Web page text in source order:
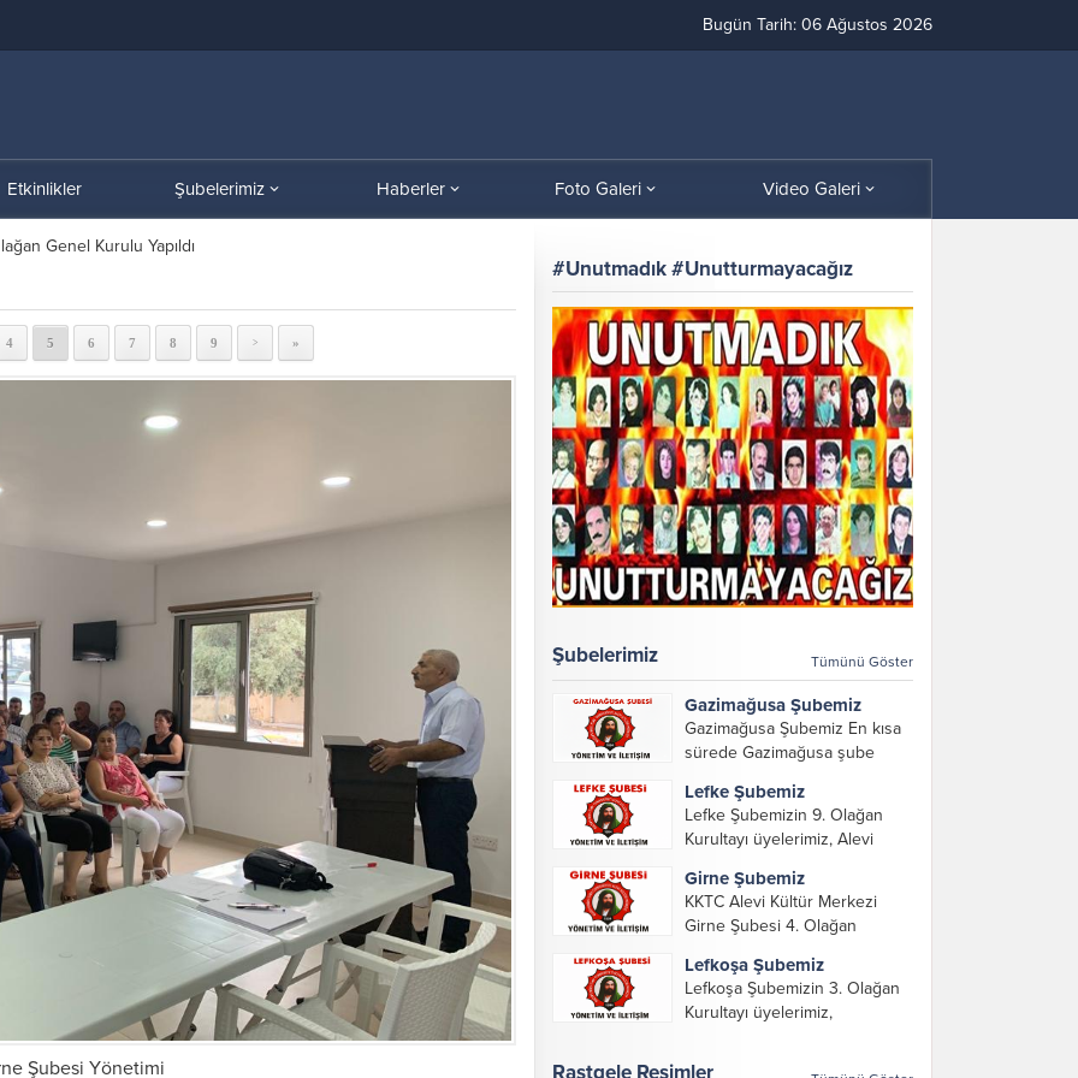
Bugün Tarih: 06 Ağustos 2026
Etkinlikler Şubelerimiz Haberler Foto Galeri Video Galeri
Genel Kurulu Yapıldı
4 5 6 7 8 9 > »
Şubesi Yönetimi
#Unutmadık #Unutturmayacağız
Şubelerimiz Tümünü Göster
Gazimağusa Şubemiz
Gazimağusa Şubemiz En kısa
sürede Gazimağusa şube
bilgilerimizi paylaşacağız.
Lefke Şubemiz
Lefke Şubemizin 9. Olağan
Kurultayı üyelerimiz, Alevi
ve yöneticileri, Şube
Başkanları ve yöneticilerinin
katılımı ile gerçekleşti. Önceki
dönemde görev alarak emek
veren, katkı koyan cümle
canların...
Girne Şubemiz
KKTC Alevi Kültür Merkezi
Girne Şubesi 4. Olağan
dernek üyeleri, KKTC Alevi
Kültür Merkezi Genel Başkanı,
genel merkez yönetim kurulu,
organlarının katılımıyla
Lefkoşa Şubemiz
Lefkoşa Şubemizin 3. Olağan
Kurultayı üyelerimiz,
Şube Başkan ve yöneticileri ile
Rastgele Resimler